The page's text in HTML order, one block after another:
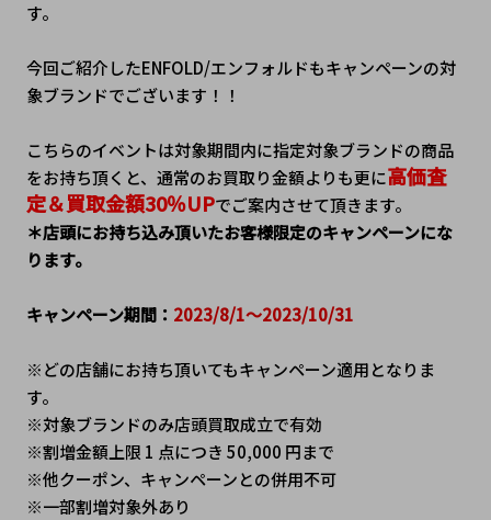
す。
今回ご紹介したENFOLD/エンフォルドもキャンペーンの対
象ブランドでございます！！
こちらのイベントは対象期間内に指定対象ブランドの商品
をお持ち頂くと、通常のお買取り金額よりも更に高価査
定＆買取金額30％UPでご案内させて頂きます。
＊店頭にお持ち込み頂いたお客様限定のキャンペーンにな
ります。
キャンペーン期間： 2023/8/1～2023/10/31
※どの店舗にお持ち頂いてもキャンペーン適用となりま
す。
※対象ブランドのみ店頭買取成立で有効
※割増金額上限 1 点につき 50,000 円まで
※他クーポン、キャンペーンとの併用不可
※一部割増対象外あり